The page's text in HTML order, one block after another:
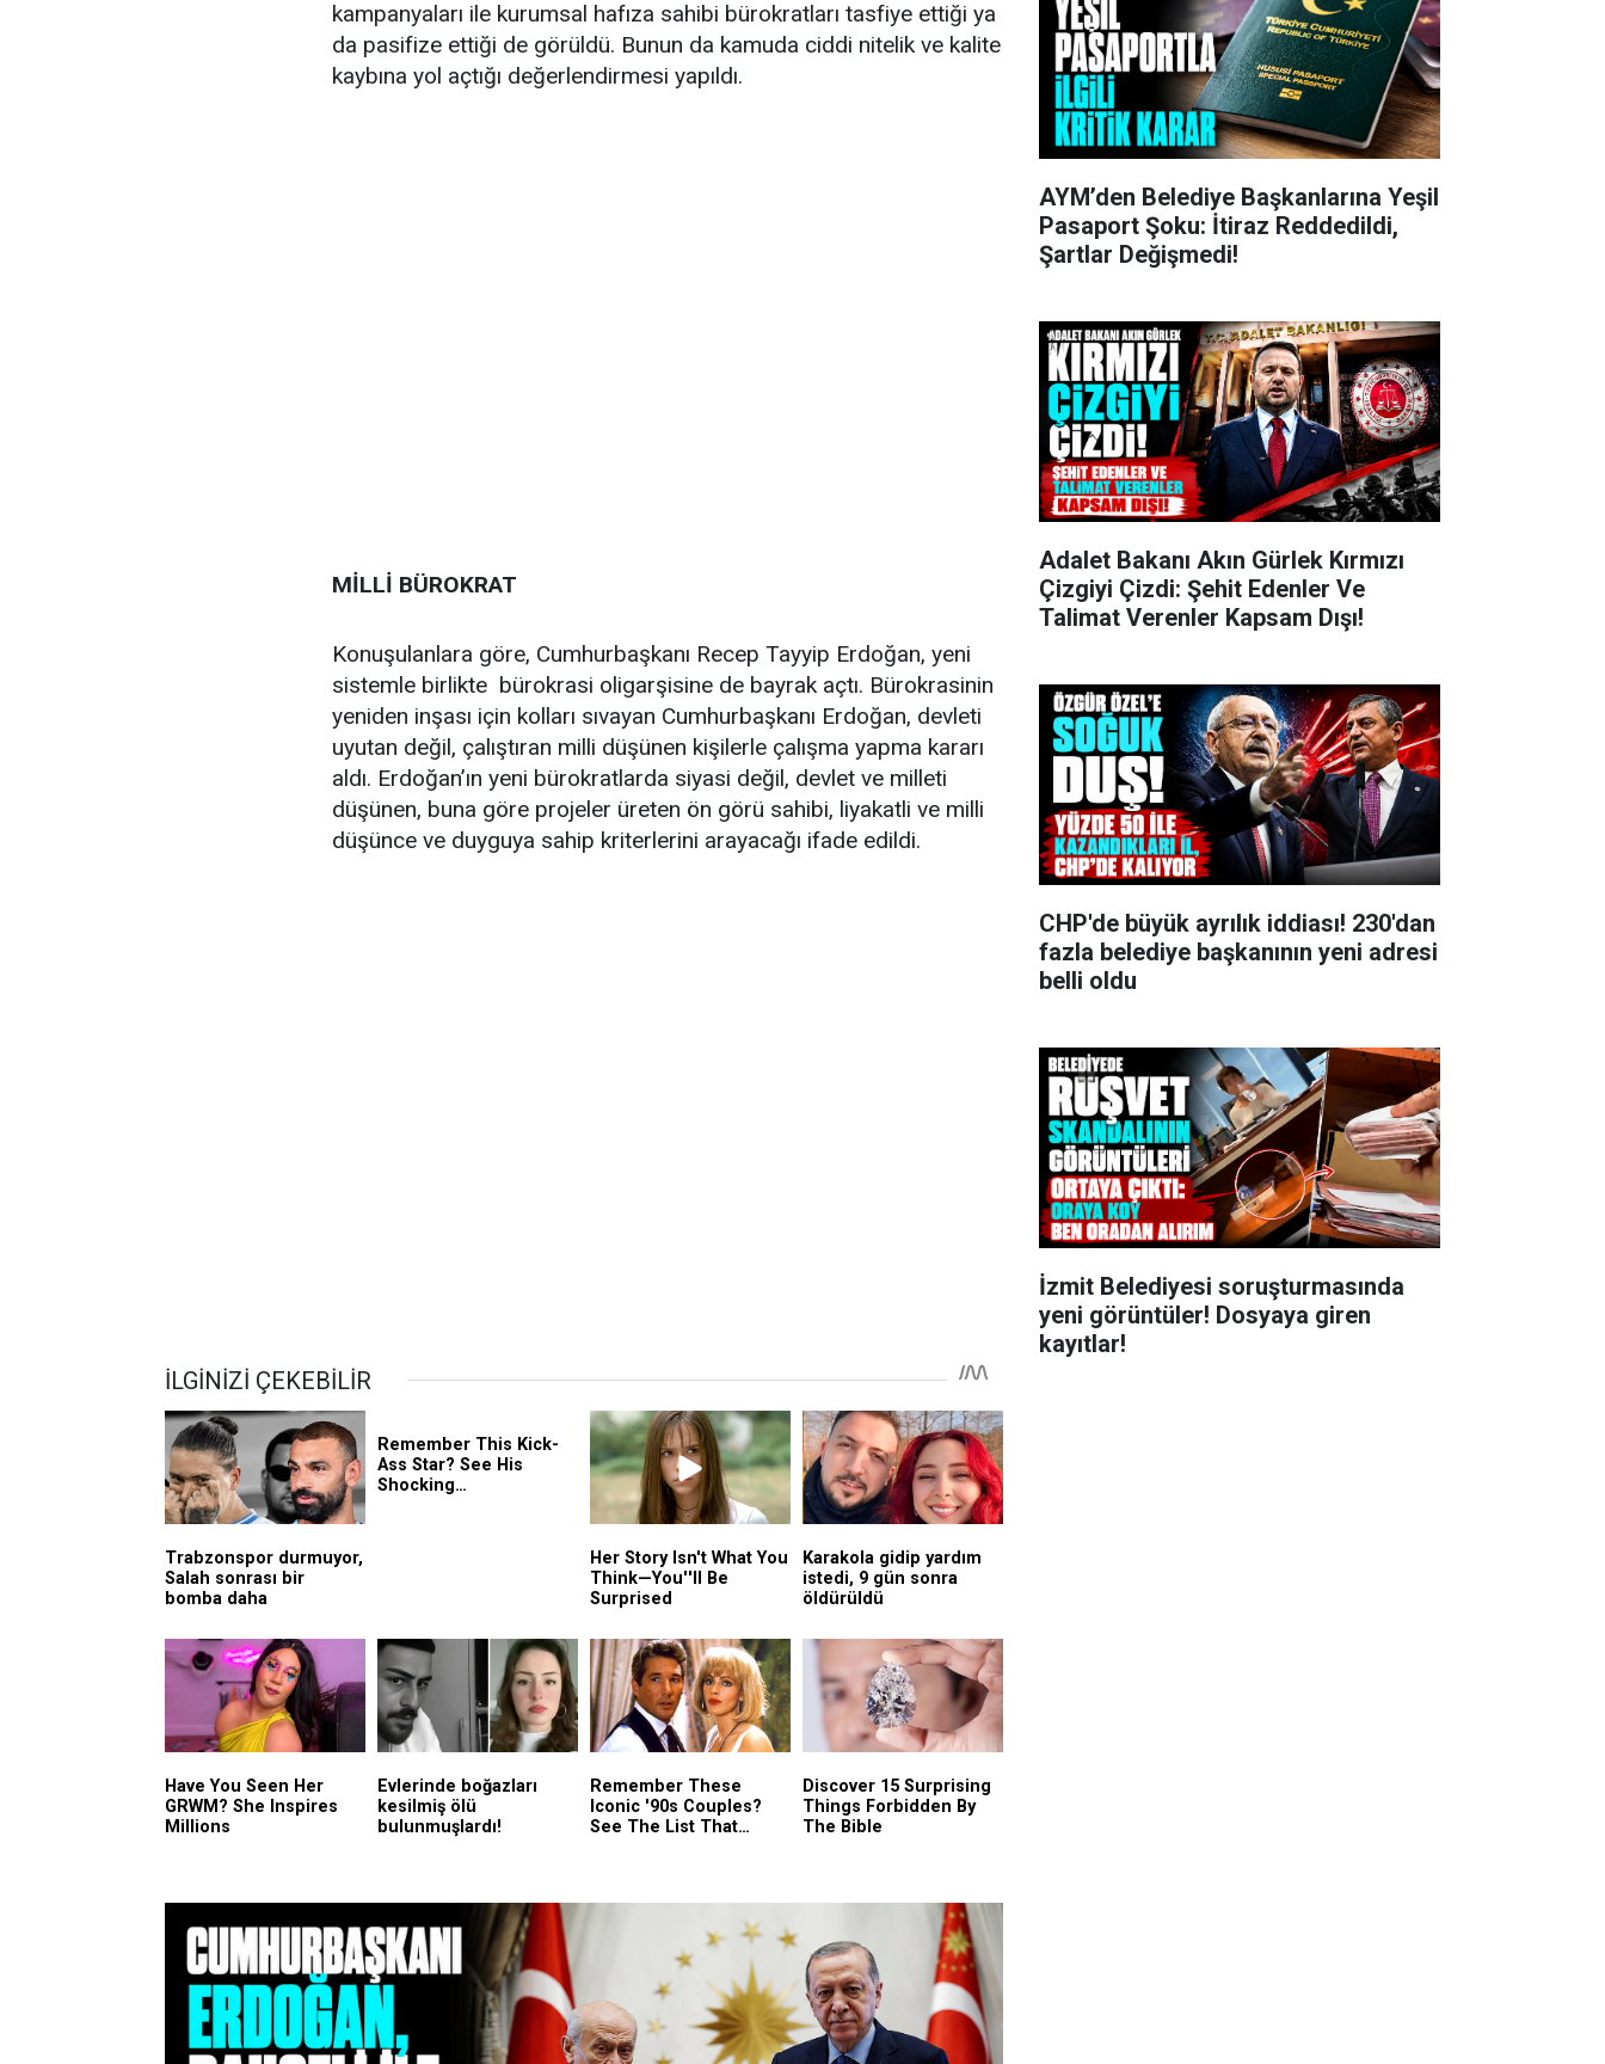
kampanyaları ile kurumsal hafıza sahibi bürokratları tasfiye ettiği ya
da pasifize ettiği de görüldü. Bunun da kamuda ciddi nitelik ve kalite
kaybına yol açtığı değerlendirmesi yapıldı.
MİLLİ BÜROKRAT
Konuşulanlara göre, Cumhurbaşkanı Recep Tayyip Erdoğan, yeni
sistemle birlikte bürokrasi oligarşisine de bayrak açtı. Bürokrasinin
yeniden inşası için kolları sıvayan Cumhurbaşkanı Erdoğan, devleti
uyutan değil, çalıştıran milli düşünen kişilerle çalışma yapma kararı
aldı. Erdoğan’ın yeni bürokratlarda siyasi değil, devlet ve milleti
düşünen, buna göre projeler üreten ön görü sahibi, liyakatli ve milli
düşünce ve duyguya sahip kriterlerini arayacağı ifade edildi.
AYM’den Belediye Başkanlarına Yeşil
Pasaport Şoku: İtiraz Reddedildi,
Şartlar Değişmedi!
Adalet Bakanı Akın Gürlek Kırmızı
Çizgiyi Çizdi: Şehit Edenler Ve
Talimat Verenler Kapsam Dışı!
CHP'de büyük ayrılık iddiası! 230'dan
fazla belediye başkanının yeni adresi
belli oldu
İzmit Belediyesi soruşturmasında
yeni görüntüler! Dosyaya giren
kayıtlar!